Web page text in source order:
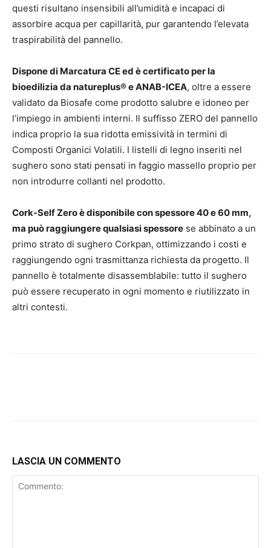
questi risultano insensibili all’umidità e incapaci di
assorbire acqua per capillarità, pur garantendo l’elevata
traspirabilità del pannello.
Dispone di Marcatura CE ed è certificato per la
bioedilizia da natureplus® e ANAB-ICEA, oltre a essere
validato da Biosafe come prodotto salubre e idoneo per
l’impiego in ambienti interni. Il suffisso ZERO del pannello
indica proprio la sua ridotta emissività in termini di
Composti Organici Volatili. I listelli di legno inseriti nel
sughero sono stati pensati in faggio massello proprio per
non introdurre collanti nel prodotto.
Cork-Self Zero è disponibile con spessore 40 e 60 mm,
ma può raggiungere qualsiasi spessore se abbinato a un
primo strato di sughero Corkpan, ottimizzando i costi e
raggiungendo ogni trasmittanza richiesta da progetto. Il
pannello è totalmente disassemblabile: tutto il sughero
può essere recuperato in ogni momento e riutilizzato in
altri contesti.
LASCIA UN COMMENTO